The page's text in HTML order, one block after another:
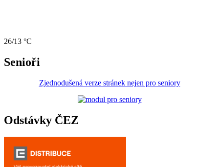
26/13 °C
Senioři
Zjednodušená verze stránek nejen pro seniory
Odstávky ČEZ